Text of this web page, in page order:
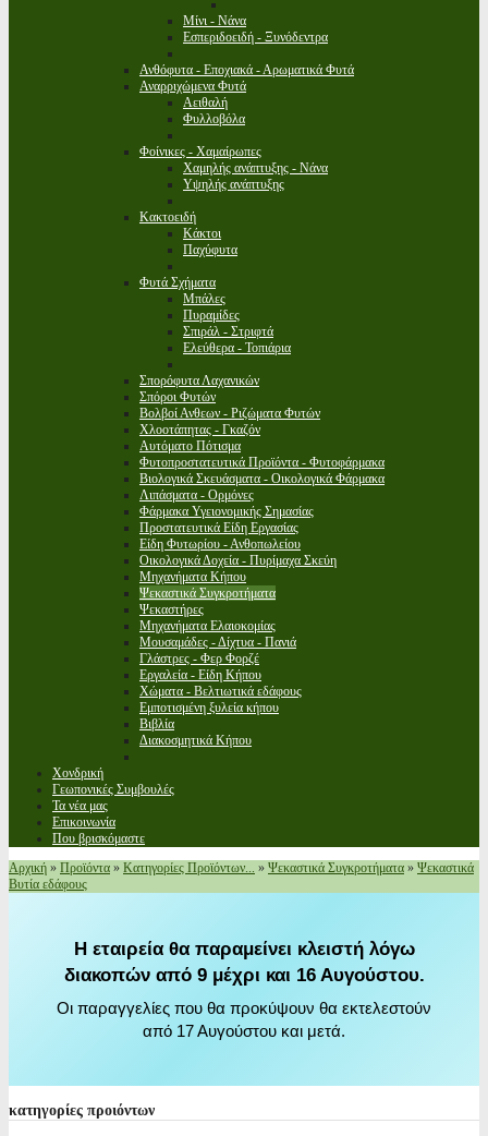
Μίνι - Νάνα
Εσπεριδοειδή - Ξυνόδεντρα
Ανθόφυτα - Εποχιακά - Αρωματικά Φυτά
Αναρριχώμενα Φυτά
Αειθαλή
Φυλλοβόλα
Φοίνικες - Χαμαίρωπες
Χαμηλής ανάπτυξης - Νάνα
Υψηλής ανάπτυξης
Κακτοειδή
Κάκτοι
Παχύφυτα
Φυτά Σχήματα
Μπάλες
Πυραμίδες
Σπιράλ - Στριφτά
Ελεύθερα - Τοπιάρια
Σπορόφυτα Λαχανικών
Σπόροι Φυτών
Βολβοί Ανθεων - Ριζώματα Φυτών
Χλοοτάπητας - Γκαζόν
Αυτόματο Πότισμα
Φυτοπροστατευτικά Προϊόντα - Φυτοφάρμακα
Βιολογικά Σκευάσματα - Οικολογικά Φάρμακα
Λιπάσματα - Ορμόνες
Φάρμακα Υγειονομικής Σημασίας
Προστατευτικά Είδη Εργασίας
Είδη Φυτωρίου - Ανθοπωλείου
Οικολογικά Δοχεία - Πυρίμαχα Σκεύη
Μηχανήματα Κήπου
Ψεκαστικά Συγκροτήματα
Ψεκαστήρες
Μηχανήματα Ελαιοκομίας
Μουσαμάδες - Δίχτυα - Πανιά
Γλάστρες - Φερ Φορζέ
Εργαλεία - Είδη Κήπου
Χώματα - Βελτιωτικά εδάφους
Εμποτισμένη ξυλεία κήπου
Βιβλία
Διακοσμητικά Κήπου
Χονδρική
Γεωπονικές Συμβουλές
Τα νέα μας
Επικοινωνία
Που βρισκόμαστε
Αρχική » Προϊόντα » Κατηγορίες Προϊόντων... » Ψεκαστικά Συγκροτήματα » Ψεκαστικά
Βυτία εδάφους
Η εταιρεία θα παραμείνει κλειστή λόγω
διακοπών από 9 μέχρι και 16 Αυγούστου.
Οι παραγγελίες που θα προκύψουν θα εκτελεστούν
από 17 Αυγούστου και μετά.
κατηγορίες προιόντων